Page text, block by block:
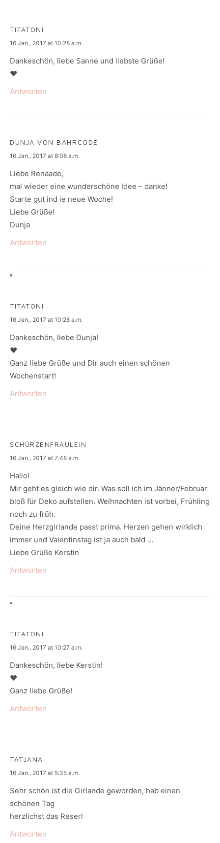
TITATONI
says:
16 Jan., 2017 at 10:28 a.m.
Dankeschön, liebe Sanne und liebste Grüße!
♥
Antworten
DUNJA VON BAHRCODE
says:
16 Jan., 2017 at 8:08 a.m.
Liebe Renaade,
mal wieder eine wunderschöne Idee – danke!
Starte gut ind ie neue Woche!
Liebe Grüße!
Dunja
Antworten
TITATONI
says:
16 Jan., 2017 at 10:28 a.m.
Dankeschön, liebe Dunja!
♥
Ganz liebe Grüße und Dir auch einen schönen
Wochenstart!
Antworten
SCHÜRZENFRÄULEIN
says:
16 Jan., 2017 at 7:48 a.m.
Hallo!
Mir geht es gleich wie dir. Was soll ich im Jänner/Februar
bloß für Deko aufstellen. Weihnachten ist vorbei, Frühling
noch zu früh.
Deine Herzgirlande passt prima. Herzen gehen wirklich
immer und Valentinstag ist ja auch bald …
Liebe Grüße Kerstin
Antworten
TITATONI
says:
16 Jan., 2017 at 10:27 a.m.
Dankeschön, liebe Kerstin!
♥
Ganz liebe Grüße!
Antworten
TATJANA
says:
16 Jan., 2017 at 5:35 a.m.
Sehr schön ist die Girlande geworden, hab einen
schönen Tag
herzlichst das Reserl
Antworten